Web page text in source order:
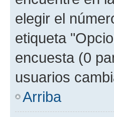
elegir el
etiqueta
encuesta (0
usuarios
Arriba